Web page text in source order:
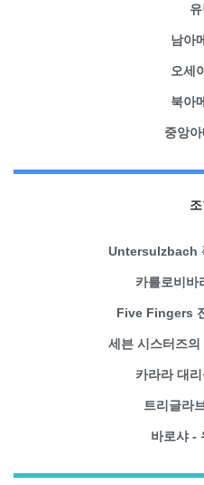
유
남아
오세
북아
중앙
Untersulzbach
카를로비바
Five Fingers
세븐 시스터즈
카라라 대
트리글라
바로샤 -